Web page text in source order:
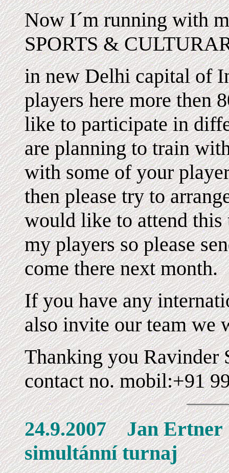
Now I´m running with
SPORTS &
in new Delhi capital of
players here more then
like to participate in
are planning to train
with some of your
then please try to
would like to attend
my players so please
come there next month.
If you have any
also invite our team we
Thanking you Ravinder
contact no. mobil:+91
24.9.2007 Jan
simultánní turnaj